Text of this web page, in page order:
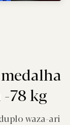
-78 kg
waza-ari